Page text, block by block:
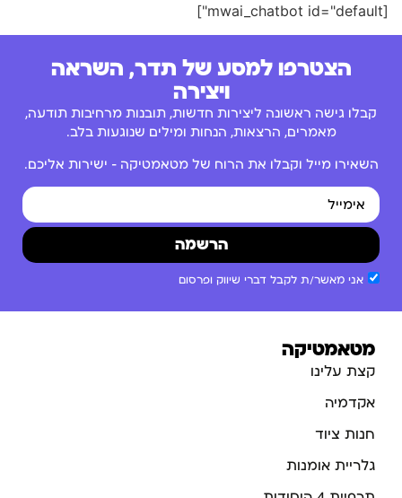
[mwai_chatbot id="default"]
הצטרפו למסע של תדר, השראה
ויצירה
קבלו גישה ראשונה ליצירות חדשות, תובנות מרחיבות תודעה,
מאמרים, הרצאות, הנחות ומילים שנוגעות בלב.
השאירו מייל וקבלו את הרוח של מטאמטיקה – ישירות אליכם.
אני מאשר/ת לקבל דברי שיווק ופרסום
הרשמה
מטאמטיקה
קצת עלינו
אקדמיה
חנות ציוד
גלריית אומנות